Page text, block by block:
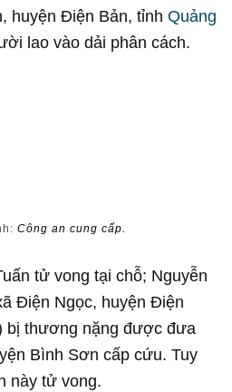
huyện Điện Bản, tỉnhQuảng
lao vào dải phân cách.
Công an cung cấp.
tử vong tại chỗ; Nguyễn
Điện Ngọc, huyện Điện
bị thương nặng được đưa
Bình Sơn cấp cứu. Tuy
này tử vong.